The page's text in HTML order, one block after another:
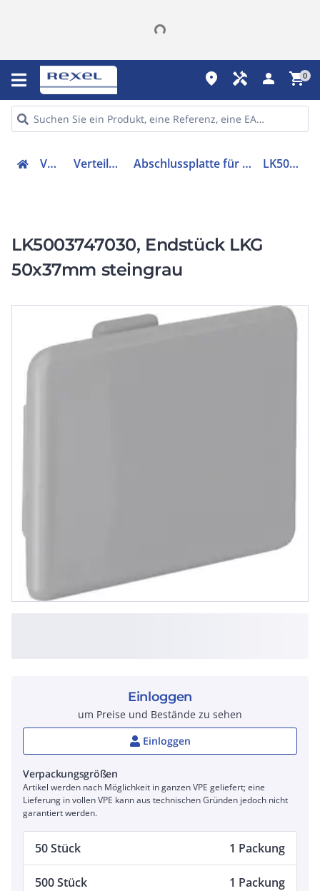
place handyman person shopping_cart0
Verteiler Verteilerzubehör Abschlussplatte für Verdrahtungskanal LK5003747030
LK5003747030, Endstück LKG
50x37mm steingrau
Einloggen
um Preise und Bestände zu sehen
Einloggen
Verpackungsgrößen
Artikel werden nach Möglichkeit in ganzen VPE geliefert; eine
Lieferung in vollen VPE kann aus technischen Gründen jedoch nicht
garantiert werden.
50 Stück 1 Packung
500 Stück 1 Packung